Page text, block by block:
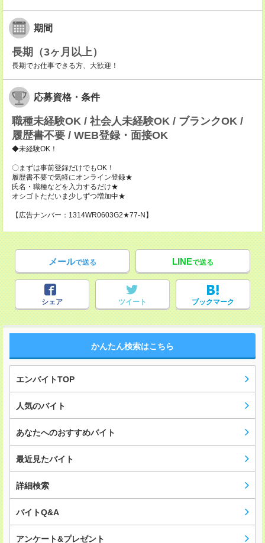
期間
長期（3ヶ月以上）
長期でお仕事できる方、大歓迎！
応募資格・条件
職種未経験OK / 社会人未経験OK / ブランクOK /
履歴書不要 / WEB登録・面接OK
◆未経験OK！
〇まずは事前登録だけでもOK！
履歴書不要で気軽にオンライン登録★
氏名・職種などを入力するだけ★
オシゴトただいま少しずつ増加中★
【広告ナンバー：1314WR0603G2★77-N】
メールで送る LINEで送る
シェア ツイート ブックマーク
かんたん検索はこちら
エンバイトTOP
人気のバイト
あなたへのおすすめバイト
最近見たバイト
詳細検索
バイトQ&A
アンケート&プレゼント